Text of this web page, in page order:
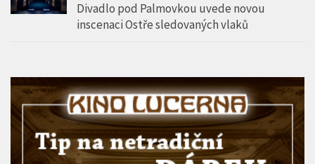
Divadlo pod Palmovkou uvede novou
inscenaci Ostře sledovaných vlaků